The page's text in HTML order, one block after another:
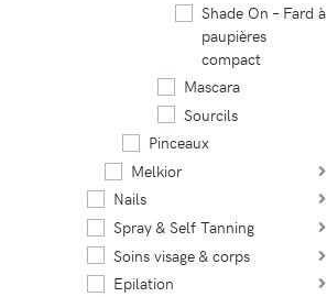
Shade On – Fard à
paupières
compact
Mascara
Sourcils
Pinceaux
Melkior
Nails
Spray & Self Tanning
Soins visage & corps
Epilation